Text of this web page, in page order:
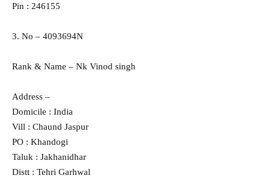
Pin : 246155
3. No – 4093694N
Rank & Name – Nk Vinod singh
Address –
Domicile : India
Vill : Chaund Jaspur
PO : Khandogi
Taluk : Jakhanidhar
Distt : Tehri Garhwal